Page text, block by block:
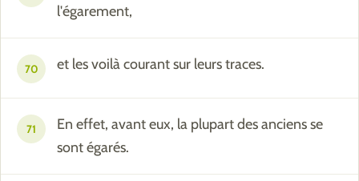
l'égarement,
70 et les voilà courant sur leurs traces.
71
En effet, avant eux, la plupart des anciens se
sont égarés.